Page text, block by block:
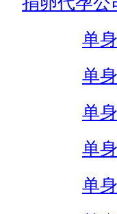
单
单
单
单
单